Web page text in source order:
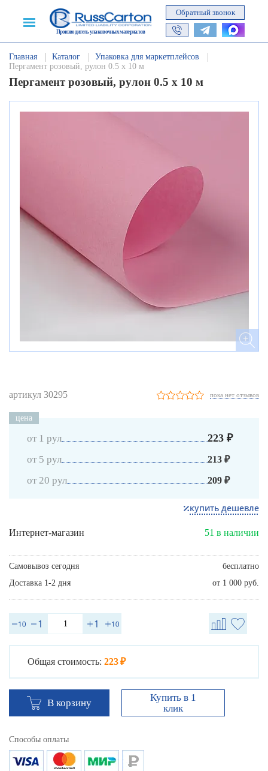
Производитель упаковочных материалов
Обратный звонок
Главная Каталог
Упаковка для маркетплейсов
Пергамент розовый, рулон 0.5 х 10 м
Пергамент розовый, рулон 0.5 х 10 м
артикул 30295 пока нет отзывов
цена
от 1 рул 223 ₽
от 5 рул 213 ₽
от 20 рул 209 ₽
купить дешевле
Интернет-магазин 51 в наличии
Самовывоз сегодня
бесплатно
Доставка 1-2 дня
от 1 000 руб.
Общая стоимость: 223 ₽
В корзину
Купить в 1
клик
Способы оплаты